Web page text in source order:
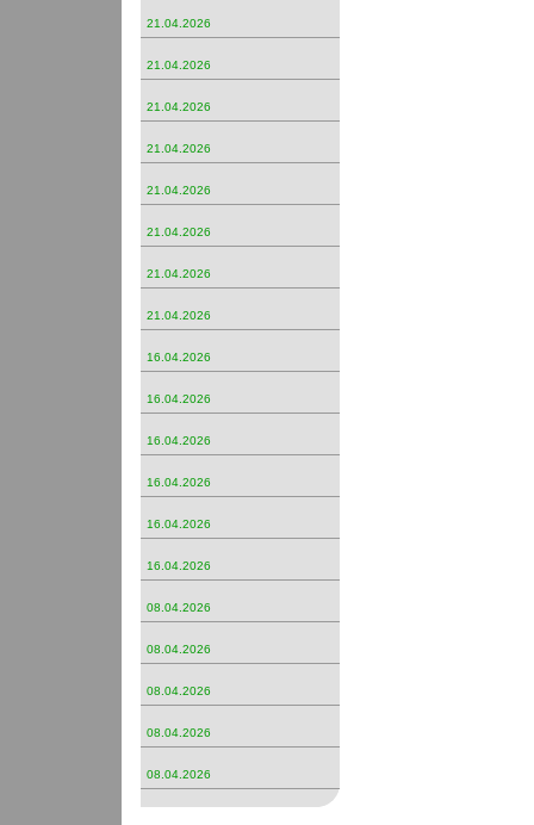
21.04.2026
21.04.2026
21.04.2026
21.04.2026
21.04.2026
21.04.2026
21.04.2026
21.04.2026
16.04.2026
16.04.2026
16.04.2026
16.04.2026
16.04.2026
16.04.2026
08.04.2026
08.04.2026
08.04.2026
08.04.2026
08.04.2026